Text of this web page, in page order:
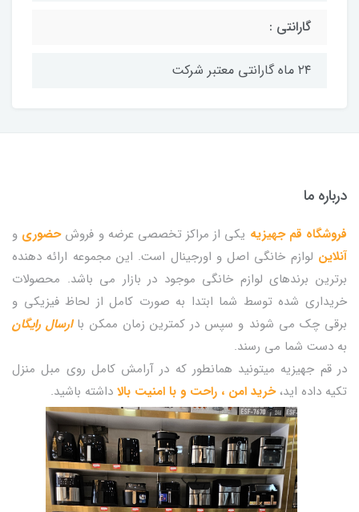
گارانتی :
۲۴ ماه گارانتی معتبر شرکت
درباره ما
فروشگاه قم جهیزیه یکی از مراکز تخصصی عرضه و فروشحضوری و
آنلاین لوازم خانگی اصل و اورجینال است. این مجموعه ارائه دهنده
برترین برندهای لوازم خانگی موجود در بازار می باشد. محصولات
خریداری شده توسط شما ابتدا به صورت کامل از لحاظ فیزیکی و
برقی چک می شوند و سپس در کمترین زمان ممکن با ارسال رایگان
به دست شما می رسند.
در قم جهیزیه میتونید همانطور که در آرامش کامل روی مبل منزل
تکیه داده اید،خرید امن ، راحت و با امنیت بالا داشته باشید.